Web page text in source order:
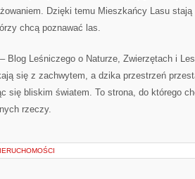
Dzięki temu Mieszkańcy Lasu stają
chcą poznawać las.
Blog Leśniczego o Naturze, Zwierzętach i
się z zachwytem, a dzika przestrzeń
się bliskim światem. To strona, do którego
rzeczy.